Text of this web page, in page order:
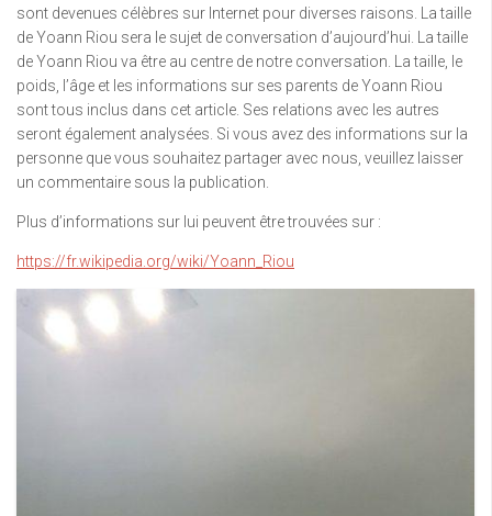
sont devenues célèbres sur Internet pour diverses raisons. La taille
de Yoann Riou sera le sujet de conversation d’aujourd’hui. La taille
de Yoann Riou va être au centre de notre conversation. La taille, le
poids, l’âge et les informations sur ses parents de Yoann Riou
sont tous inclus dans cet article. Ses relations avec les autres
seront également analysées. Si vous avez des informations sur la
personne que vous souhaitez partager avec nous, veuillez laisser
un commentaire sous la publication.
Plus d’informations sur lui peuvent être trouvées sur :
https://fr.wikipedia.org/wiki/Yoann_Riou